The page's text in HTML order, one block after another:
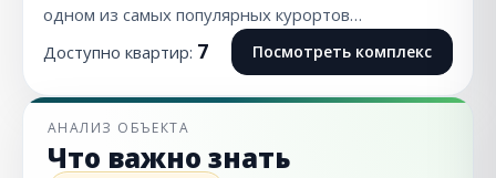
одном из самых популярных курортов…
Доступно квартир: 7 Посмотреть комплекс
АНАЛИЗ ОБЪЕКТА
Что важно знать